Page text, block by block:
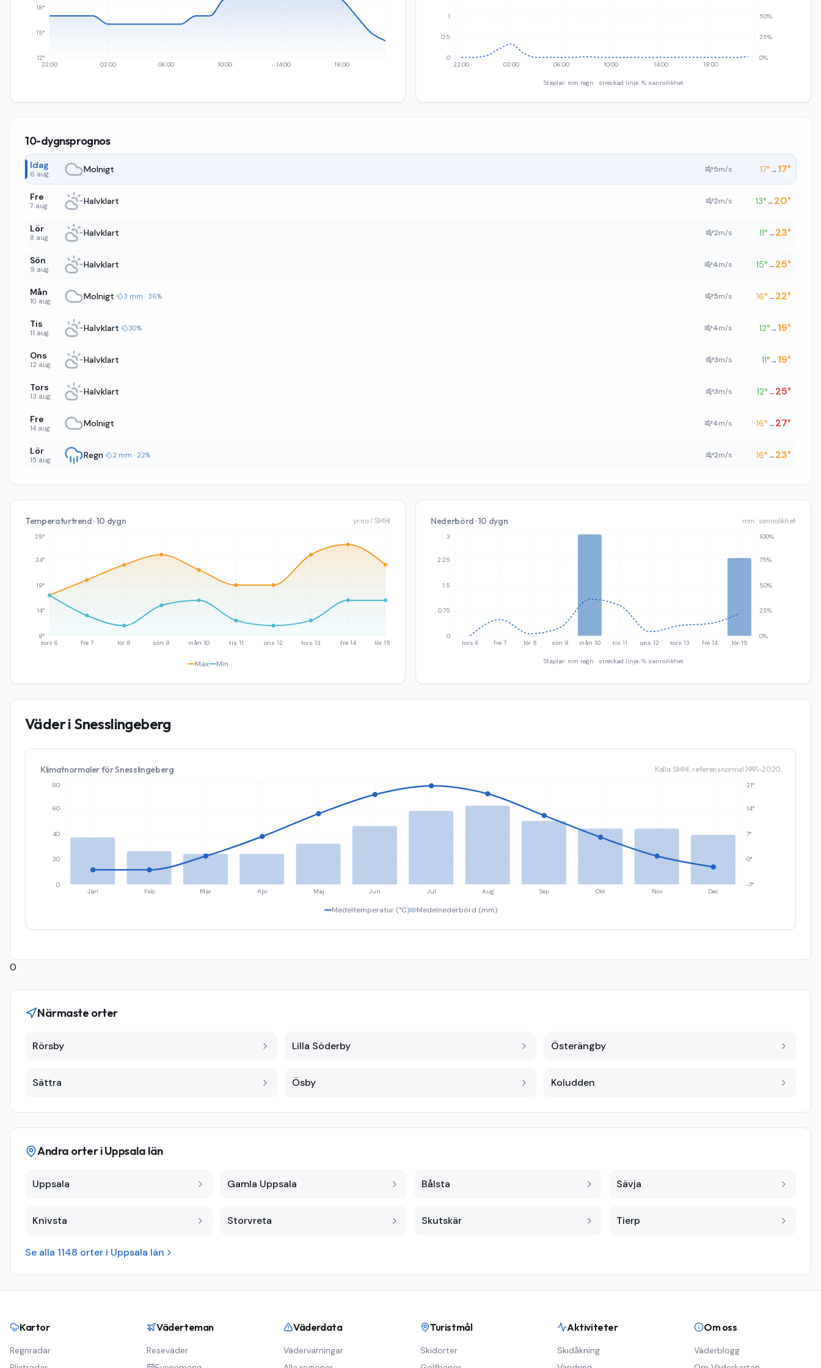
22:00 02:00 06:00 10:00 14:00 18:00
12°
15°
18°
22:00 02:00 06:00 10:00 14:00 18:00
0
0.5
1
0%
25%
50%
Staplar: mm regn · streckad linje: % sannolikhet
10-dygnsprognos
Idag
6 aug. Molnigt 5m/s 17°→17°
Fre
7 aug. Halvklart 2m/s 13°→20°
Lör
8 aug. Halvklart 2m/s 11°→23°
Sön
9 aug. Halvklart 4m/s 15°→25°
Mån
10 aug. Molnigt· 3 mm · 36% 5m/s 16°→22°
Tis
11 aug. Halvklart· 30% 4m/s 12°→19°
Ons
12 aug. Halvklart 3m/s 11°→19°
Tors
13 aug. Halvklart 3m/s 12°→25°
Fre
14 aug. Molnigt 4m/s 16°→27°
Lör
15 aug. Regn· 2 mm · 22% 2m/s 16°→23°
Temperaturtrend · 10 dygn yr.no / SMHI
tors 6 fre 7 lör 8 sön 9 mån 10 tis 11 ons 12 tors 13 fre 14 lör 15
9°
14°
19°
24°
29°
Max Min
Nederbörd · 10 dygn mm · sannolikhet
tors 6 fre 7 lör 8 sön 9 mån 10 tis 11 ons 12 tors 13 fre 14 lör 15
0
0.75
1.5
2.25
3
0%
25%
50%
75%
100%
Staplar: mm regn · streckad linje: % sannolikhet
Väder i Snesslingeberg
Klimatnormaler förSnesslingeberg Källa: SMHI, referensnormal 1991–2020
Jan Feb Mar Apr Maj Jun Jul Aug Sep Okt Nov Dec
0
20
40
60
80
-7°
0°
7°
14°
21°
Medeltemperatur (°C) Medelnederbörd (mm)
0
Närmaste orter
Rörsby Lilla Söderby Österängby
Sättra Ösby Koludden
Andra orter iUppsala län
Uppsala Gamla Uppsala Bålsta Sävja
Knivsta Storvreta Skutskär Tierp
Se alla 1148 orter i Uppsala län
Kartor
Regnradar
Väderteman
Reseväder
Väderdata
Vädervarningar
Turistmål
Skidorter
Aktiviteter
Skidåkning
Om oss
Väderblogg